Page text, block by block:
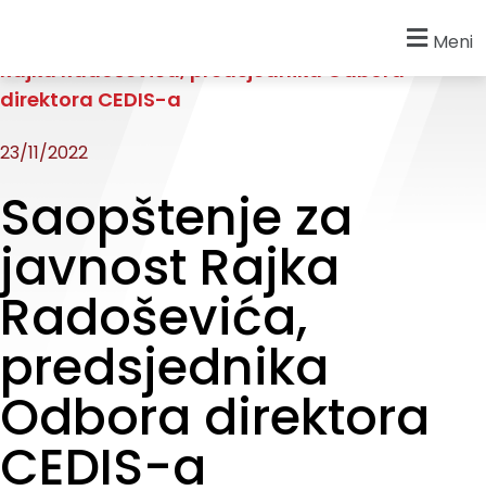
Meni
Saopštenje za javnost
Rajka Radoševića, predsjednika Odbora
direktora CEDIS-a
23/11/2022
Saopštenje za
javnost Rajka
Radoševića,
predsjednika
Odbora direktora
CEDIS-a